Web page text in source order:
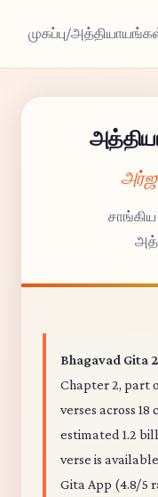
முகப்பு/
Bhagavad Gita
Chapter 2, part
verses across
estimated 1.2
verse is
Gita App (4.8/5